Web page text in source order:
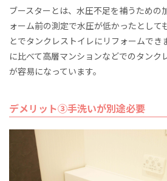
ブースターとは、水圧不足を補うための
ォーム前の測定で水圧が低かったとして
とでタンクレストイレにリフォームでき
に比べて高層マンションなどでのタンク
が容易になっています。
デメリット③手洗いが別途必要